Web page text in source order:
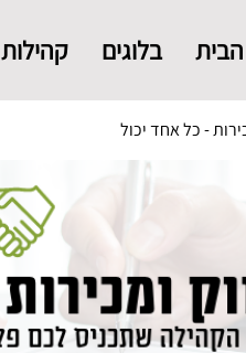
בלוגים קהילות
- כל אחד יכול